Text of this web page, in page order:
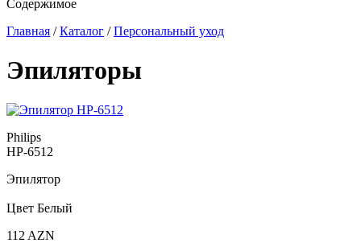
Содержимое
Главная /Каталог /Персональный уход
Эпиляторы
Philips
HP-6512
Эпилятор
Цвет Белый
112 AZN